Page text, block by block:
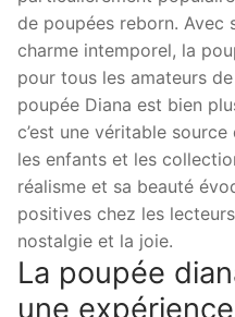
de poupées reborn. Avec
charme intemporel, la
pour tous les amateurs
poupée Diana est bien
c’est une véritable
les enfants et les
réalisme et sa beauté
positives chez les
nostalgie et la joie.
La poupée
une